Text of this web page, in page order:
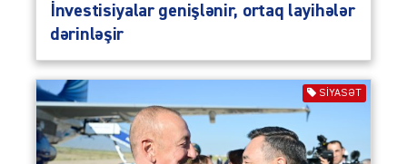
İnvestisiyalar genişlənir, ortaq layihələr
dərinləşir
SIYASƏT